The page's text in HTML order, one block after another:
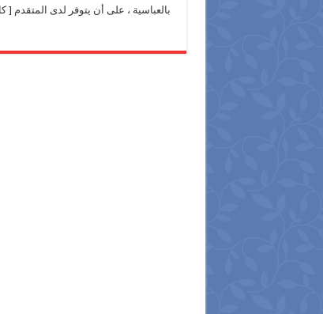
بالعباسية ، على أن يتوفر لدى المتقدم [